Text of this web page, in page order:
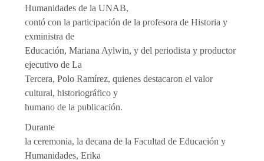
Humanidades de la UNAB,
contó con la participación de la profesora de Historia y
exministra de
Educación, Mariana Aylwin, y del periodista y productor
ejecutivo de La
Tercera, Polo Ramírez, quienes destacaron el valor
cultural, historiográfico y
humano de la publicación.
Durante
la ceremonia, la decana de la Facultad de Educación y
Humanidades, Erika